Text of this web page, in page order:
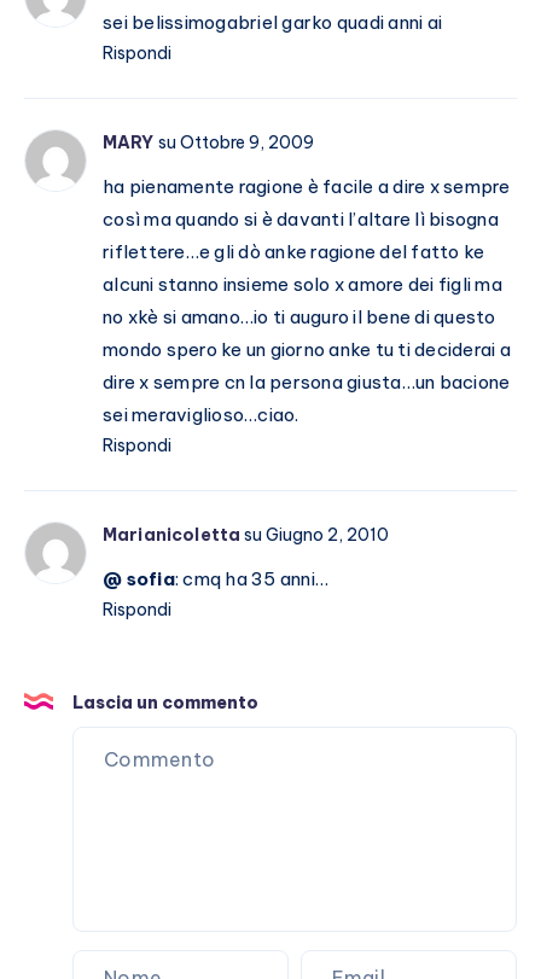
vuoto)sei belissimogabriel garko quadi anni ai
Rispondi
MARY su Ottobre 9, 2009
ha pienamente ragione è facile a dire x sempre
così ma quando si è davanti l’altare lì bisogna
riflettere…e gli dò anke ragione del fatto ke
alcuni stanno insieme solo x amore dei figli ma
no xkè si amano…io ti auguro il bene di questo
mondo spero ke un giorno anke tu ti deciderai a
dire x sempre cn la persona giusta…un bacione
sei meraviglioso…ciao.
Rispondi
Marianicoletta su Giugno 2, 2010
@ sofia: cmq ha 35 anni…
Rispondi
Lascia un commento